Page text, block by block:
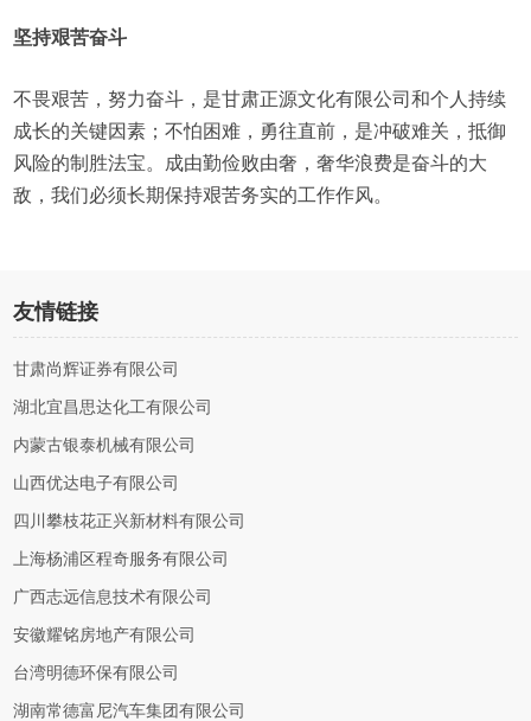
坚持艰苦奋斗
不畏艰苦，努力奋斗，是甘肃正源文化有限公司和个人持续
成长的关键因素；不怕困难，勇往直前，是冲破难关，抵御
风险的制胜法宝。成由勤俭败由奢，奢华浪费是奋斗的大
敌，我们必须长期保持艰苦务实的工作作风。
友情链接
甘肃尚辉证券有限公司
湖北宜昌思达化工有限公司
内蒙古银泰机械有限公司
山西优达电子有限公司
四川攀枝花正兴新材料有限公司
上海杨浦区程奇服务有限公司
广西志远信息技术有限公司
安徽耀铭房地产有限公司
台湾明德环保有限公司
湖南常德富尼汽车集团有限公司